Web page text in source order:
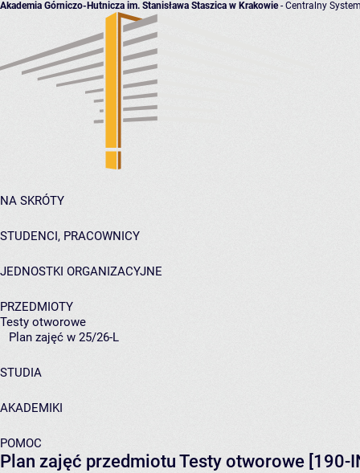
Akademia Górniczo-Hutnicza im. Stanisława Staszica w Krakowie- Centralny
NA SKRÓTY
STUDENCI, PRACOWNICY
JEDNOSTKI ORGANIZACYJNE
PRZEDMIOTY
Testy otworowe
Plan zajęć w 25/26-L
STUDIA
AKADEMIKI
POMOC
Plan zajęć przedmiotu Testy otworowe [190-